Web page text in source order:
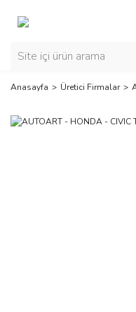
Anasayfa Üretici Firmalar